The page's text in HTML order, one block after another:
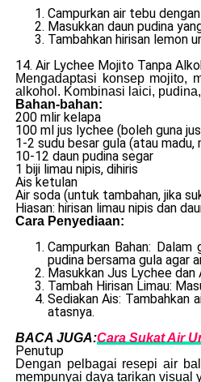
Campurkan air tebu
Masukkan daun pudina
Tambahkan hirisan lemon
14. Air Lychee Mojito Tanpa
Mengadaptasi konsep mojito,
alkohol. Kombinasi laici,
Bahan-bahan:
200 mlir kelapa
100 ml jus lychee (boleh guna
1-2 sudu besar gula (atau
10-12 daun pudina segar
1 biji limau nipis, dihiris
Ais ketulan
Air soda (untuk tambahan, jika
Hiasan: hirisan limau nipis dan
Cara Penyediaan:
Campurkan Bahan:
pudina bersama gula agar
Masukkan Jus Lychee dan
Tambah Hirisan Limau:
Sediakan Ais: Tambahkan
atasnya.
BACA JUGA:Cara Sukat Air
Penutup
Dengan pelbagai resepi air
mempunyai daya tarikan visual